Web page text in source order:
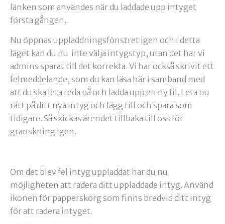
länken som användes när du laddade upp intyget
första gången.
Nu öppnas uppladdningsfönstret igen och i detta
läget kan du nu inte välja intygstyp, utan det har vi
admins sparat till det korrekta. Vi har också skrivit ett
felmeddelande, som du kan läsa här i samband med
att du ska leta reda på och ladda upp en ny fil. Leta nu
rätt på ditt nya intyg och lägg till och spara som
tidigare. Så skickas ärendet tillbaka till oss för
granskning igen.
Om det blev fel intyg uppladdat har du nu
möjligheten att radera ditt uppladdade intyg. Använd
ikonen för papperskorg som finns bredvid ditt intyg
för att radera intyget.